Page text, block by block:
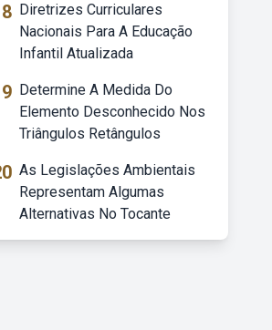
Diretrizes Curriculares
Nacionais Para A Educação
Infantil Atualizada
Determine A Medida Do
Elemento Desconhecido Nos
Triângulos Retângulos
As Legislações Ambientais
Representam Algumas
Alternativas No Tocante